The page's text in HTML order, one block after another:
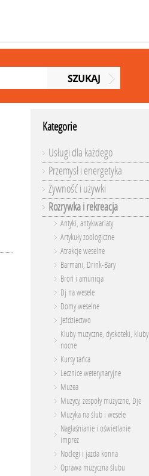
Kategorie
Usługi dla każdego
Przemysł i energetyka
Żywność i używki
Rozrywka i rekreacja
Antyki, antykwariaty
Artykuły zoologiczne
Atrakcje weselne
Barmani, Drink-Bary
Broń i amunicja
Dj na wesele
Domy weselne
Jeździectwo
Kluby muzyczne, dyskoteki, kluby
nocne
Kursy tańca
Lecznice weterynaryjne
Muzea
Muzycy, zespoły muzyczne, Dje
Muzyka na ślub i wesele
Nagłaśnianie i oświetlanie
imprez
Noclegi i jazda konna
Oprawa muzyczna ślubu